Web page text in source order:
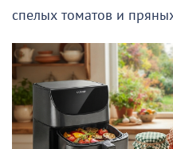
спелых томатов и